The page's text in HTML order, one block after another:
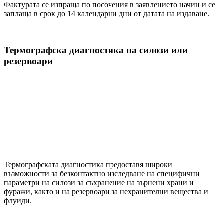
Фактурата се изпраща по посочения в заявлението начин и се
заплаща в срок до 14 календарни дни от датата на издаване.
Термографска диагностика на силози или
резервоари
Термографската диагностика предоставя широки
възможности за безконтактно изследване на специфични
параметри на силози за съхранение на зърнени храни и
фуражи, както и на резервоари за нехранителни вещества и
флуиди.